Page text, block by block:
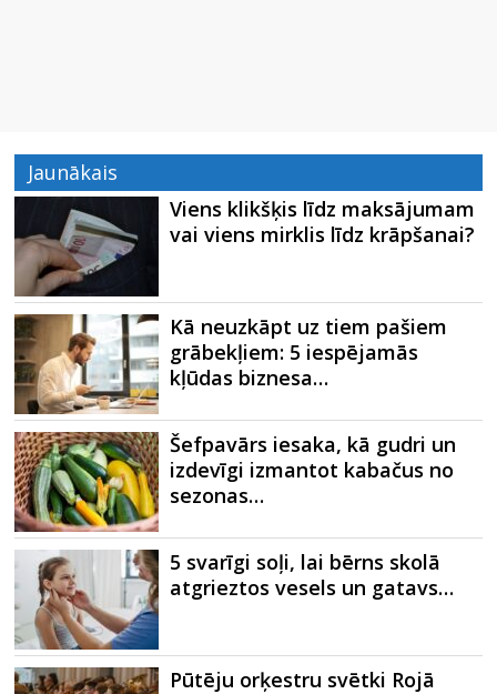
Jaunākais
Viens klikšķis līdz maksājumam
vai viens mirklis līdz krāpšanai?
Kā neuzkāpt uz tiem pašiem
grābekļiem: 5 iespējamās
kļūdas biznesa…
Šefpavārs iesaka, kā gudri un
izdevīgi izmantot kabačus no
sezonas…
5 svarīgi soļi, lai bērns skolā
atgrieztos vesels un gatavs…
Pūtēju orķestru svētki Rojā